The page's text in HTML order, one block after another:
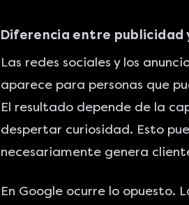
Diferencia entre publicidad
Las redes sociales y los
aparece para personas que
El resultado depende de la
despertar curiosidad. Esto
necesariamente genera
En Google ocurre lo opuesto.